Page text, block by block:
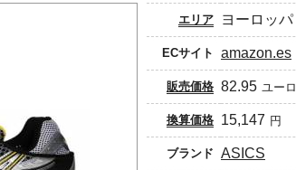
エリア ヨーロッパ
ECサイト amazon.es
販売価格 82.95 ユーロ
換算価格 15,147 円
ブランド ASICS